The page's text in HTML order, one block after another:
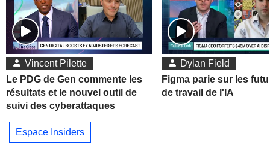
Vincent Pilette
Le PDG de Gen commente les
résultats et le nouvel outil de
suivi des cyberattaques
Dylan Field
Figma parie sur les
de travail de l'IA
Espace Insiders